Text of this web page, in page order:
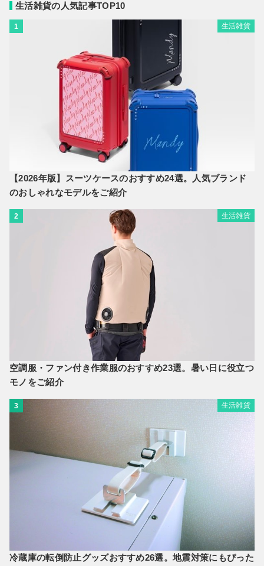
生活雑貨の人気記事TOP10
1 生活雑貨
【2026年版】スーツケースのおすすめ24選。人気ブランド
のおしゃれなモデルをご紹介
2 生活雑貨
空調服・ファン付き作業服のおすすめ23選。暑い日に役立つ
モノをご紹介
3 生活雑貨
冷蔵庫の転倒防止グッズおすすめ26選。地震対策にもぴった